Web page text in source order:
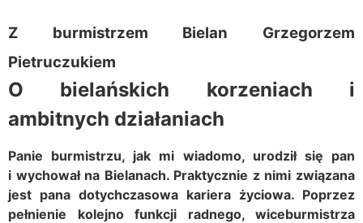
Z burmistrzem Bielan Grzegorzem
Pietruczukiem
O bielańskich korzeniach i
ambitnych działaniach
Panie burmistrzu, jak mi wiadomo, urodził się pan
i wychował na Bielanach. Praktycznie z nimi związana
jest pana dotychczasowa kariera życiowa. Poprzez
pełnienie kolejno funkcji radnego, wiceburmistrza